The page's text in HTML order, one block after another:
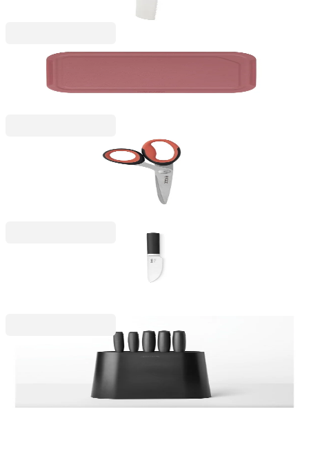
Placă de tăiat Brabantia Tasty+ Grape Red, mică
Foarfecă de bucătărie Brabantia Tasty+ Terracotta
Cuțit universal Brabantia Profile NEW, 12,5cm
Bloc cu 5 cuțite Brabantia Tasty+ Dark Grey